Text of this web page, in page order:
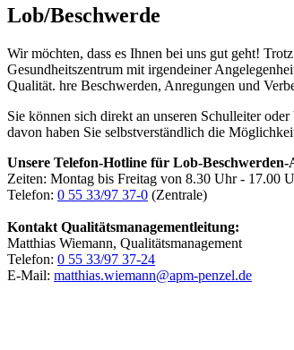
Lob/Beschwerde
Wir möchten, dass es Ihnen bei uns gut geht!
Gesundheitszentrum mit irgendeiner
Qualität. hre Beschwerden, Anregungen und
Sie können sich direkt an unseren Schulleiter
davon haben Sie selbstverständlich die
Unsere Telefon-Hotline für Lob-Beschwerden-
Zeiten: Montag bis Freitag von 8.30 Uhr - 17.00
Telefon: 0 55 33/97 37-0 (Zentrale)
Kontakt Qualitätsmanagementleitung:
Matthias Wiemann, Qualitätsmanagement
Telefon: 0 55 33/97 37-24
E-Mail: matthias.wiemann@apm-penzel.de